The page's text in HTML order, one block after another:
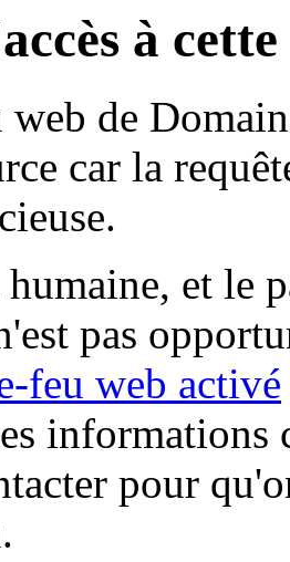
à
de
car la
et le
pas
feu web activé
informations
pour